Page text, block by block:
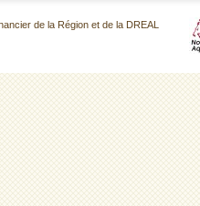
de la Région et de la DREAL